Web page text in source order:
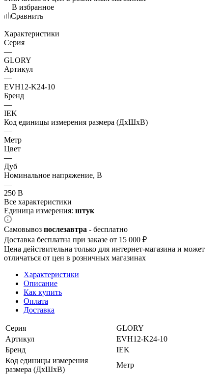
В избранное
Сравнить
Характеристики
Серия
—
GLORY
Артикул
—
EVH12-K24-10
Бренд
—
IEK
Код единицы измерения размера (ДхШхВ)
—
Метр
Цвет
—
Дуб
Номинальное напряжение, В
—
250 В
Все характеристики
Единица измерения: штук
Самовывоз послезавтра - бесплатно
Доставка бесплатна при заказе от 15 000 ₽
Цена действительна только для интернет-магазина и может
отличаться от цен в розничных магазинах
Характеристики
Описание
Как купить
Оплата
Доставка
Серия
GLORY
Артикул
EVH12-K24-10
Бренд
IEK
Код единицы измерения
размера (ДхШхВ)
Метр